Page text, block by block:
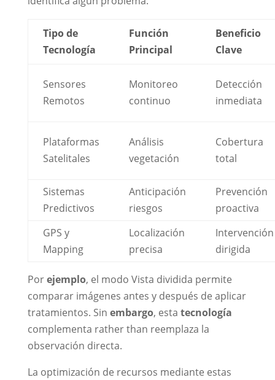
Tipo de
Tecnología
Función
Principal
Beneficio
Clave
Sensores
Remotos
Monitoreo
continuo
Detección
inmediata
Plataformas
Satelitales
Análisis
vegetación
Cobertura
total
Sistemas
Predictivos
Anticipación
riesgos
Prevención
proactiva
GPS y
Mapping
Localización
precisa
Intervención
dirigida
Porejemplo, el modo Vista dividida permite
comparar imágenes antes y después de aplicar
tratamientos. Sin embargo, esta tecnología
complementa rather than reemplaza la
observación directa.
La optimización de recursos mediante estas